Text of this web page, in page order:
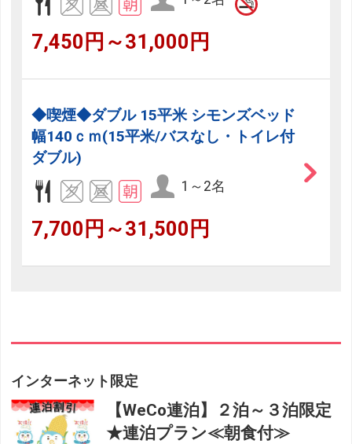
7,450円～31,000円
◆喫煙◆ダブル 15平米 シモンズベッド
幅140ｃｍ(15平米/バスなし・トイレ付
ダブル)
1～2名
7,700円～31,500円
インターネット限定
【WeCo連泊】２泊～３泊限定
★連泊プラン≪朝食付≫